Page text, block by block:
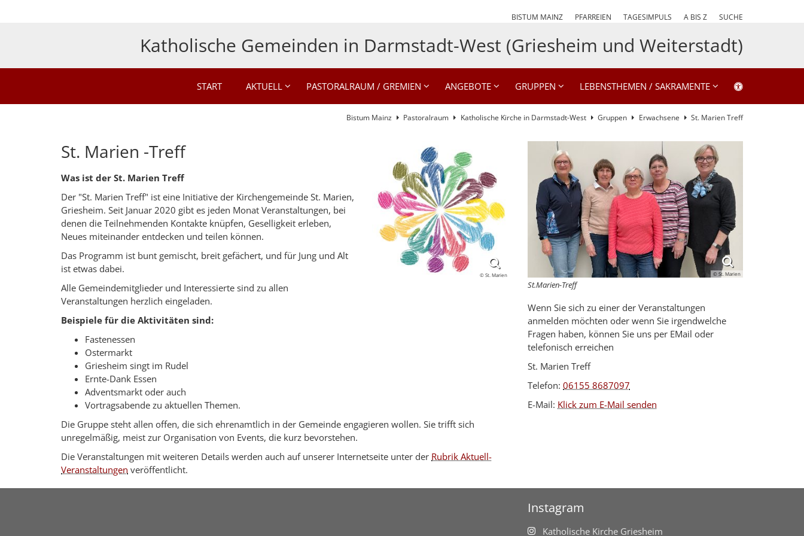
BISTUM MAINZ PFARREIEN TAGESIMPULS A BIS Z SUCHE
Katholische Gemeinden in Darmstadt-West (Griesheim und Weiterstadt)
START AKTUELL PASTORALRAUM / GREMIEN ANGEBOTE GRUPPEN LEBENSTHEMEN / SAKRAMENTE
Bistum Mainz Pastoralraum Katholische Kirche in Darmstadt-West Gruppen Erwachsene St. Marien Treff
© St. Marien
St. Marien -Treff
Was ist der St. Marien Treff
Der "St. Marien Treff" ist eine Initiative der Kirchengemeinde St. Marien,
Griesheim. Seit Januar 2020 gibt es jeden Monat Veranstaltungen, bei
denen die Teilnehmenden Kontakte knüpfen, Geselligkeit erleben,
Neues miteinander entdecken und teilen können.
Das Programm ist bunt gemischt, breit gefächert, und für Jung und Alt
ist etwas dabei.
Alle Gemeindemitglieder und Interessierte sind zu allen
Veranstaltungen herzlich eingeladen.
Beispiele für die Aktivitäten sind:
Fastenessen
Ostermarkt
Griesheim singt im Rudel
Ernte-Dank Essen
Adventsmarkt oder auch
Vortragsabende zu aktuellen Themen.
Die Gruppe steht allen offen, die sich ehrenamtlich in der Gemeinde engagieren wollen. Sie trifft sich
unregelmäßig, meist zur Organisation von Events, die kurz bevorstehen.
Die Veranstaltungen mit weiteren Details werden auch auf unserer Internetseite unter der Rubrik Aktuell-
Veranstaltungen veröffentlicht.
© St. Marien
St.Marien-Treff
Wenn Sie sich zu einer der Veranstaltungen
anmelden möchten oder wenn Sie irgendwelche
Fragen haben, können Sie uns per EMail oder
telefonisch erreichen
St. Marien Treff
Telefon: 06155 8687097
E-Mail: Klick zum E-Mail senden
Instagram
Katholische Kirche Griesheim